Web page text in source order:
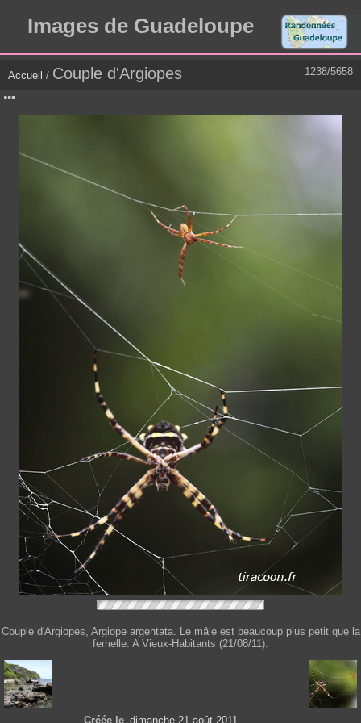
Images de Guadeloupe
1238/5658
Accueil / Couple d'Argiopes
Couple d'Argiopes, Argiope argentata. Le mâle est beaucoup plus petit que la
femelle. A Vieux-Habitants (21/08/11).
Créée le dimanche 21 août 2011